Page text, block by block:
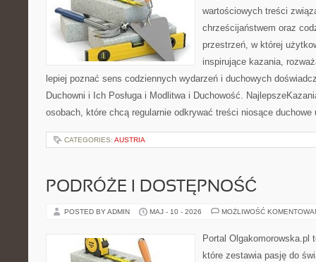
wartościowych treści
chrześcijaństwem oraz
przestrzeń, w której
inspirujące kazania,
lepiej poznać sens codziennych wydarzeń i duchowych
Duchowni i Ich Posługa i Modlitwa i Duchowość.
osobach, które chcą regularnie odkrywać treści niosące
CATEGORIES: AUSTRIA
PODRÓŻE I DOSTĘPNOŚĆ
POSTED BY ADMIN MAJ - 10 - 2026 MOŻLIWOŚĆ
Portal Olgakomorowska.pl
które zestawia pasję do